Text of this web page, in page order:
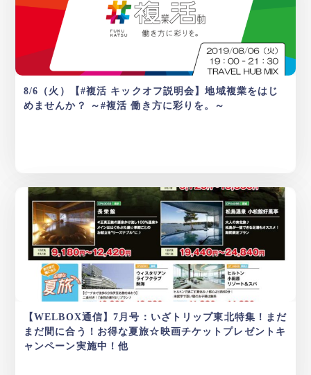
8/6（火）【#複活 キックオフ説明会】地域複業をはじ
めませんか？ ～#複活 働き方に彩りを。～
【WELBOX通信】7月号：いざトリップ東北特集！まだ
まだ間に合う！お得な夏旅☆映画チケットプレゼントキ
ャンペーン実施中！他